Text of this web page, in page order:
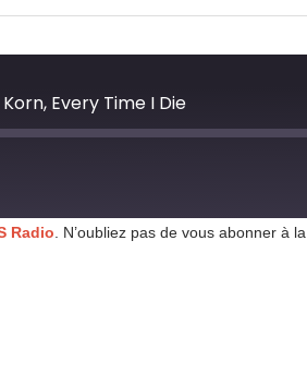
Every Time I Die
Radio . N’oubliez pas de vous abonner à